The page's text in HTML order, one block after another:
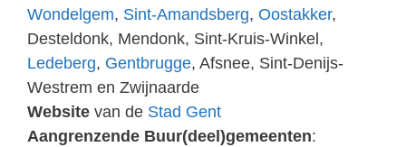
Wondelgem, Sint-Amandsberg, Oostakker,
Desteldonk, Mendonk, Sint-Kruis-Winkel,
Ledeberg, Gentbrugge, Afsnee, Sint-Denijs-
Westrem en Zwijnaarde
Website van de Stad Gent
Aangrenzende Buur(deel)gemeenten: